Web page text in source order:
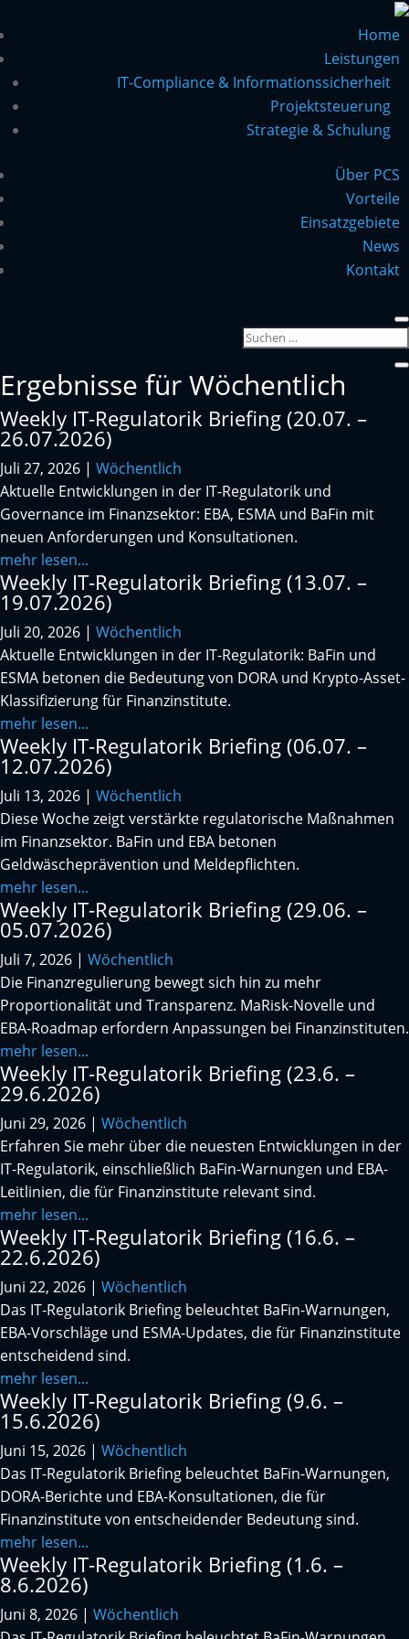
Home
Leistungen
IT-Compliance & Informationssicherheit
Projektsteuerung
Strategie & Schulung
Über PCS
Vorteile
Einsatzgebiete
News
Kontakt
Ergebnisse für Wöchentlich
Weekly IT-Regulatorik Briefing (20.07. –
26.07.2026)
Juli 27, 2026 | Wöchentlich
Aktuelle Entwicklungen in der IT-Regulatorik und
Governance im Finanzsektor: EBA, ESMA und BaFin mit
neuen Anforderungen und Konsultationen.
mehr lesen...
Weekly IT-Regulatorik Briefing (13.07. –
19.07.2026)
Juli 20, 2026 | Wöchentlich
Aktuelle Entwicklungen in der IT-Regulatorik: BaFin und
ESMA betonen die Bedeutung von DORA und Krypto-Asset-
Klassifizierung für Finanzinstitute.
mehr lesen...
Weekly IT-Regulatorik Briefing (06.07. –
12.07.2026)
Juli 13, 2026 | Wöchentlich
Diese Woche zeigt verstärkte regulatorische Maßnahmen
im Finanzsektor. BaFin und EBA betonen
Geldwäscheprävention und Meldepflichten.
mehr lesen...
Weekly IT-Regulatorik Briefing (29.06. –
05.07.2026)
Juli 7, 2026 | Wöchentlich
Die Finanzregulierung bewegt sich hin zu mehr
Proportionalität und Transparenz. MaRisk-Novelle und
EBA-Roadmap erfordern Anpassungen bei Finanzinstituten.
mehr lesen...
Weekly IT-Regulatorik Briefing (23.6. –
29.6.2026)
Juni 29, 2026 | Wöchentlich
Erfahren Sie mehr über die neuesten Entwicklungen in der
IT-Regulatorik, einschließlich BaFin-Warnungen und EBA-
Leitlinien, die für Finanzinstitute relevant sind.
mehr lesen...
Weekly IT-Regulatorik Briefing (16.6. –
22.6.2026)
Juni 22, 2026 | Wöchentlich
Das IT-Regulatorik Briefing beleuchtet BaFin-Warnungen,
EBA-Vorschläge und ESMA-Updates, die für Finanzinstitute
entscheidend sind.
mehr lesen...
Weekly IT-Regulatorik Briefing (9.6. –
15.6.2026)
Juni 15, 2026 | Wöchentlich
Das IT-Regulatorik Briefing beleuchtet BaFin-Warnungen,
DORA-Berichte und EBA-Konsultationen, die für
Finanzinstitute von entscheidender Bedeutung sind.
mehr lesen...
Weekly IT-Regulatorik Briefing (1.6. –
8.6.2026)
Juni 8, 2026 | Wöchentlich